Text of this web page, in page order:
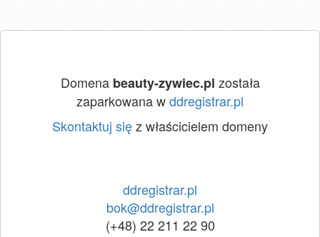
Domena beauty-zywiec.pl została
zaparkowana wddregistrar.pl
Skontaktuj sięz właścicielem domeny
ddregistrar.pl
bok@ddregistrar.pl
(+48) 22 211 22 90